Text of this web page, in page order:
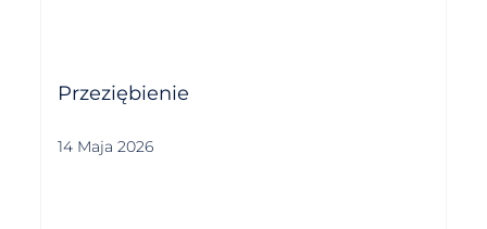
Przeziębienie
14 Maja 2026